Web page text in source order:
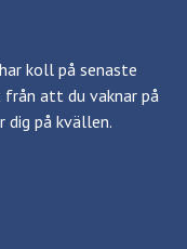
koll på senaste
att du vaknar på
på kvällen.